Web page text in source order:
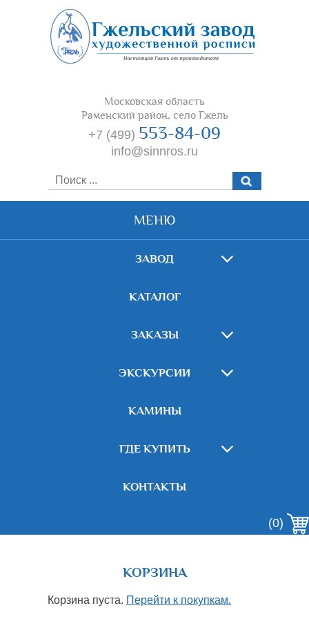
Московская область
Раменский район, село Гжель
+7 (499) 553-84-09
info@sinnros.ru
МЕНЮ
ЗАВОД
КАТАЛОГ
ЗАКАЗЫ
ЭКСКУРСИИ
КАМИНЫ
ГДЕ КУПИТЬ
КОНТАКТЫ
(0)
КОРЗИНА
Корзина пуста. Перейти к покупкам.